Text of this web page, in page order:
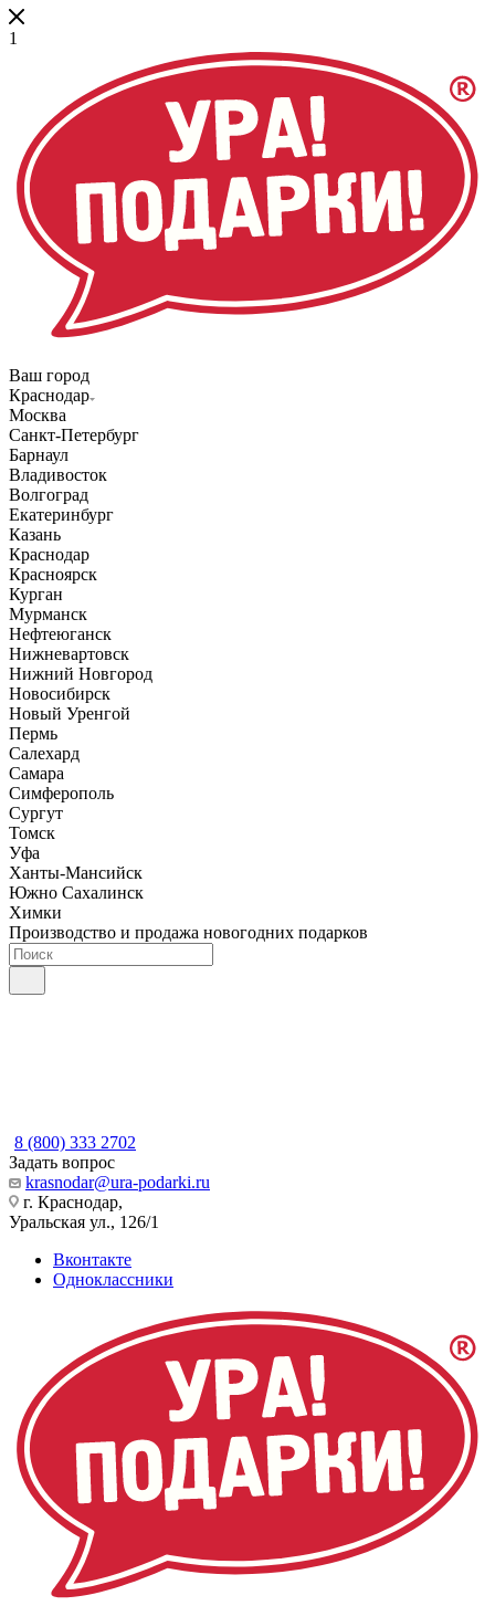
1
Ваш город
Краснодар
Москва
Санкт-Петербург
Барнаул
Владивосток
Волгоград
Екатеринбург
Казань
Краснодар
Красноярск
Курган
Мурманск
Нефтеюганск
Нижневартовск
Нижний Новгород
Новосибирск
Новый Уренгой
Пермь
Салехард
Самара
Симферополь
Сургут
Томск
Уфа
Ханты-Мансийск
Южно Сахалинск
Химки
Производство и продажа новогодних подарков
8 (800) 333 2702
Задать вопрос
krasnodar@ura-podarki.ru
г. Краснодар,
Уральская ул., 126/1
Вконтакте
Одноклассники